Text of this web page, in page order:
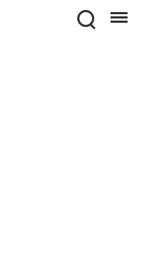
Search Menu